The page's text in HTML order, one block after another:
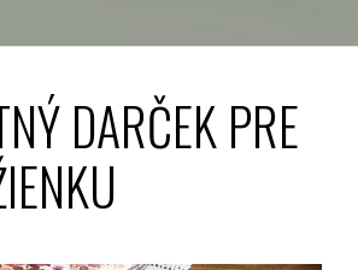
DARČEK PRE